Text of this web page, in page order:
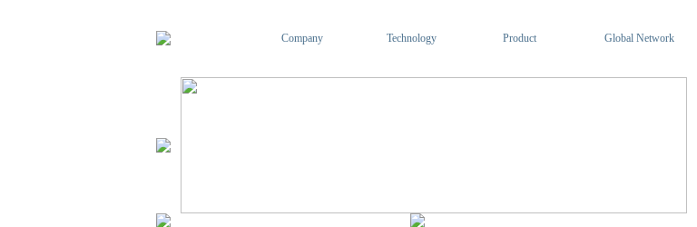
Company Technology Product Global Network